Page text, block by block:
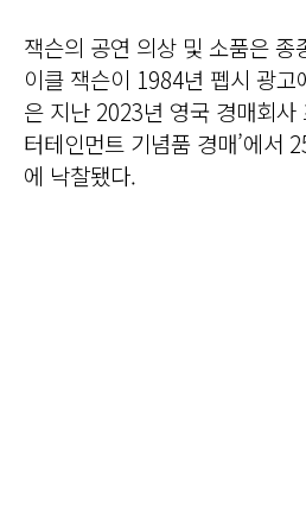
잭슨의 공연 의상 및 소품은
이클 잭슨이 1984년 펩시 광고
은 지난 2023년 영국 경매회사
터테인먼트 기념품 경매’에서
에 낙찰됐다.